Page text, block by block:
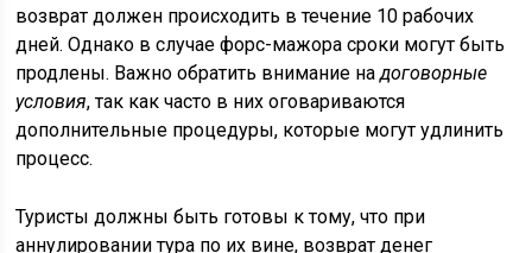
возврат должен происходить в течение 10 рабочих
дней. Однако в случае форс-мажора сроки могут быть
продлены. Важно обратить внимание надоговорные
условия, так как часто в них оговариваются
дополнительные процедуры, которые могут удлинить
процесс.
Туристы должны быть готовы к тому, что при
аннулировании тура по их вине, возврат денег